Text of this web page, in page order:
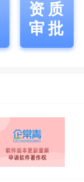
资质
审批